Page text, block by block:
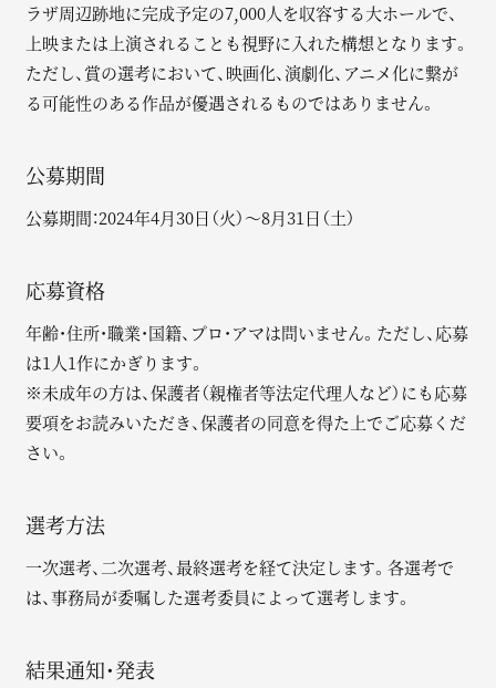
ラザ周辺跡地に完成予定の7,000人を収容する大ホールで、
上映または上演されることも視野に入れた構想となります。
ただし、賞の選考において、映画化、演劇化、アニメ化に繋が
る可能性のある作品が優遇されるものではありません。
公募期間
公募期間：2024年4月30日（火）〜8月31日（土）
応募資格
年齢・住所・職業・国籍、プロ・アマは問いません。ただし、応募
は1人1作にかぎります。
※未成年の方は、保護者（親権者等法定代理人など）にも応募
要項をお読みいただき、保護者の同意を得た上でご応募くだ
さい。
選考方法
一次選考、二次選考、最終選考を経て決定します。各選考で
は、事務局が委嘱した選考委員によって選考します。
結果通知・発表